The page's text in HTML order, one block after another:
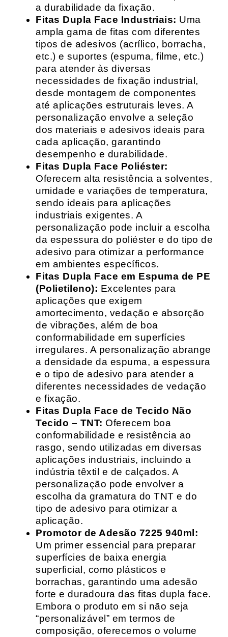
a durabilidade da fixação.
Fitas Dupla Face Industriais: Uma
ampla gama de fitas com diferentes
tipos de adesivos (acrílico, borracha,
etc.) e suportes (espuma, filme, etc.)
para atender às diversas
necessidades de fixação industrial,
desde montagem de componentes
até aplicações estruturais leves. A
personalização envolve a seleção
dos materiais e adesivos ideais para
cada aplicação, garantindo
desempenho e durabilidade.
Fitas Dupla Face Poliéster:
Oferecem alta resistência a solventes,
umidade e variações de temperatura,
sendo ideais para aplicações
industriais exigentes. A
personalização pode incluir a escolha
da espessura do poliéster e do tipo de
adesivo para otimizar a performance
em ambientes específicos.
Fitas Dupla Face em Espuma de PE
(Polietileno): Excelentes para
aplicações que exigem
amortecimento, vedação e absorção
de vibrações, além de boa
conformabilidade em superfícies
irregulares. A personalização abrange
a densidade da espuma, a espessura
e o tipo de adesivo para atender a
diferentes necessidades de vedação
e fixação.
Fitas Dupla Face de Tecido Não
Tecido – TNT: Oferecem boa
conformabilidade e resistência ao
rasgo, sendo utilizadas em diversas
aplicações industriais, incluindo a
indústria têxtil e de calçados. A
personalização pode envolver a
escolha da gramatura do TNT e do
tipo de adesivo para otimizar a
aplicação.
Promotor de Adesão 7225 940ml:
Um primer essencial para preparar
superfícies de baixa energia
superficial, como plásticos e
borrachas, garantindo uma adesão
forte e duradoura das fitas dupla face.
Embora o produto em si não seja
“personalizável” em termos de
composição, oferecemos o volume